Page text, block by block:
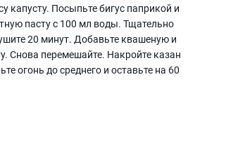
капусту. Посыпьте бигус паприкой и
пасту с 100 мл воды. Тщательно
20 минут. Добавьте квашеную и
Снова перемешайте. Накройте казан
огонь до среднего и оставьте на 60